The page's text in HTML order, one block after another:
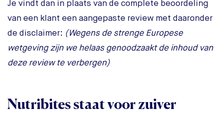
Je vindt dan in plaats van de complete beoordeling
van een klant een aangepaste review met daaronder
de disclaimer: (Wegens de strenge Europese
wetgeving zijn we helaas genoodzaakt de inhoud van
deze review te verbergen)
Nutribites staat voor zuiver